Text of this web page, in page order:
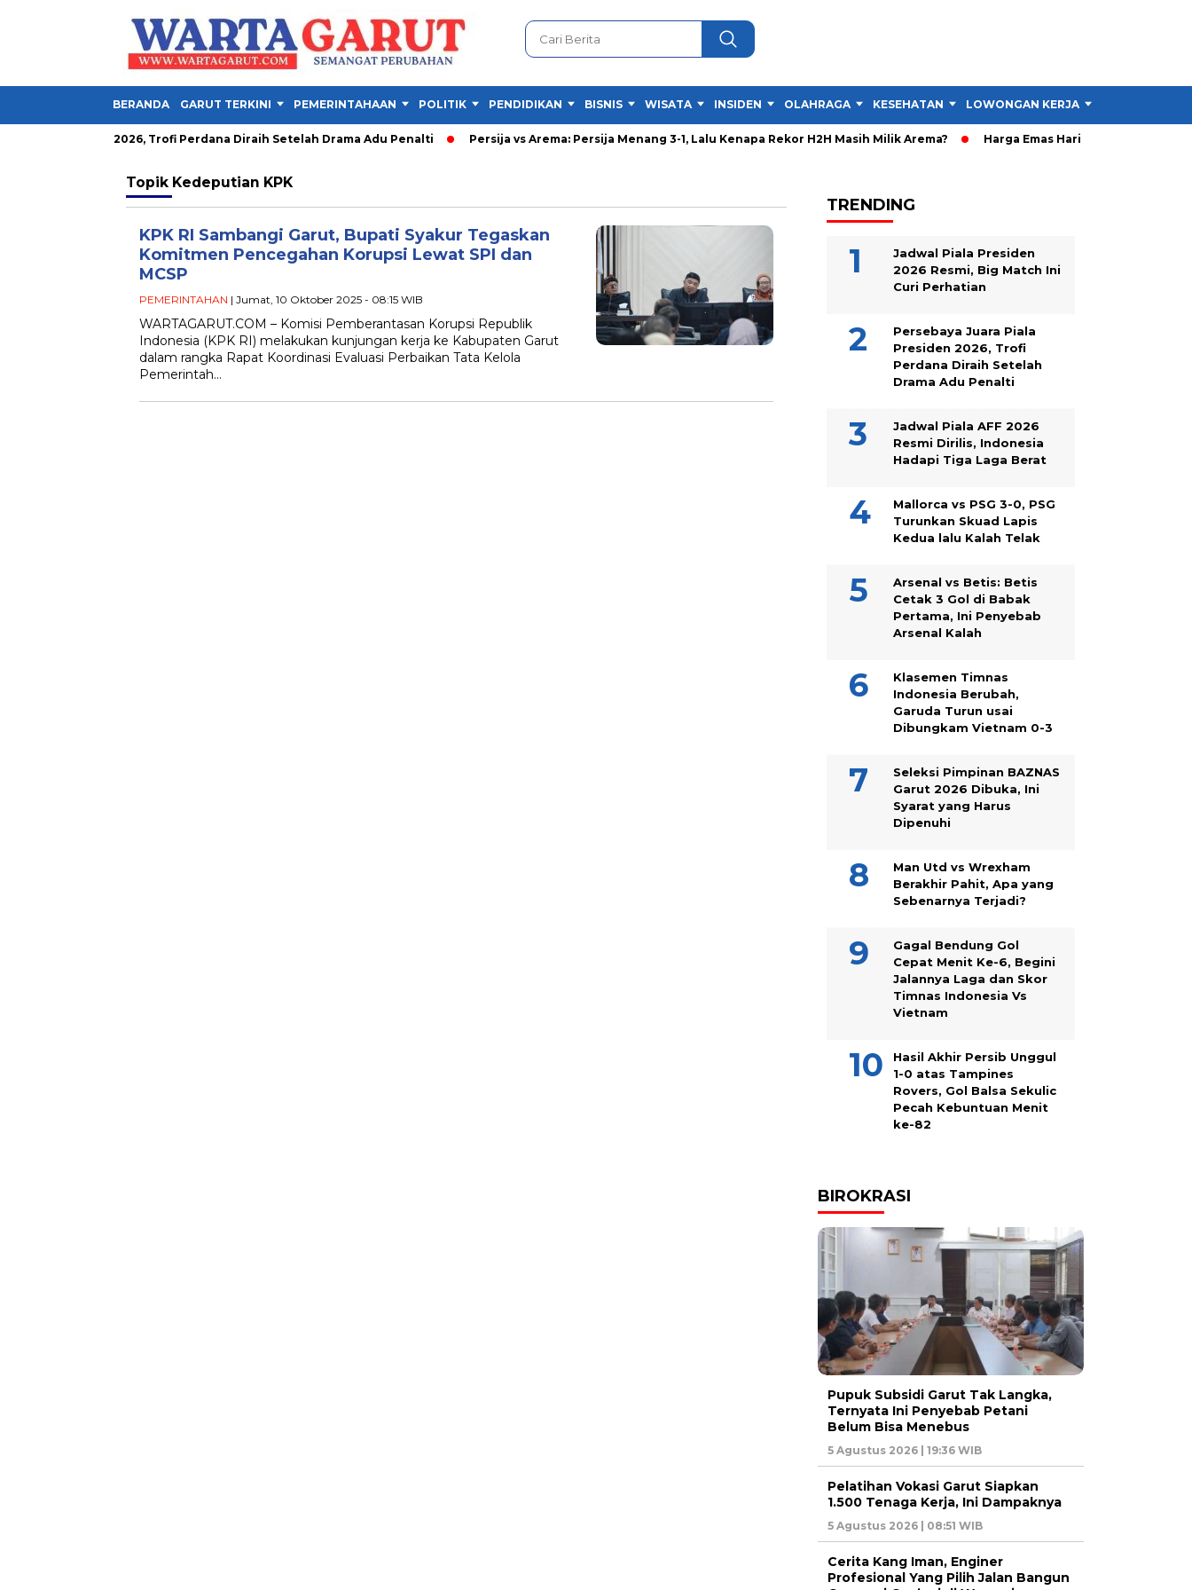
BERANDA GARUT TERKINI PEMERINTAHAAN POLITIK PENDIDIKAN BISNIS WISATA INSIDEN OLAHRAGA KESEHATAN LOWONGAN KERJA
Presiden 2026, Trofi Perdana Diraih Setelah Drama Adu Penalti Persija vs Arema: Persija Menang 3-1, Lalu Kenapa Rekor H2H Masih Milik Arema? Harga Emas Hari Ini Naik Rp50.000,
Topik Kedeputian KPK
KPK RI Sambangi Garut, Bupati Syakur Tegaskan
Komitmen Pencegahan Korupsi Lewat SPI dan
MCSP
PEMERINTAHAN | Jumat, 10 Oktober 2025 - 08:15 WIB
WARTAGARUT.COM – Komisi Pemberantasan Korupsi Republik
Indonesia (KPK RI) melakukan kunjungan kerja ke Kabupaten Garut
dalam rangka Rapat Koordinasi Evaluasi Perbaikan Tata Kelola
Pemerintah…
TRENDING
Jadwal Piala Presiden
2026 Resmi, Big Match Ini
Curi Perhatian
Persebaya Juara Piala
Presiden 2026, Trofi
Perdana Diraih Setelah
Drama Adu Penalti
Jadwal Piala AFF 2026
Resmi Dirilis, Indonesia
Hadapi Tiga Laga Berat
Mallorca vs PSG 3-0, PSG
Turunkan Skuad Lapis
Kedua lalu Kalah Telak
Arsenal vs Betis: Betis
Cetak 3 Gol di Babak
Pertama, Ini Penyebab
Arsenal Kalah
Klasemen Timnas
Indonesia Berubah,
Garuda Turun usai
Dibungkam Vietnam 0-3
Seleksi Pimpinan BAZNAS
Garut 2026 Dibuka, Ini
Syarat yang Harus
Dipenuhi
Man Utd vs Wrexham
Berakhir Pahit, Apa yang
Sebenarnya Terjadi?
Gagal Bendung Gol
Cepat Menit Ke-6, Begini
Jalannya Laga dan Skor
Timnas Indonesia Vs
Vietnam
Hasil Akhir Persib Unggul
1-0 atas Tampines
Rovers, Gol Balsa Sekulic
Pecah Kebuntuan Menit
ke-82
BIROKRASI
Pupuk Subsidi Garut Tak Langka,
Ternyata Ini Penyebab Petani
Belum Bisa Menebus
5 Agustus 2026 | 19:36 WIB
Pelatihan Vokasi Garut Siapkan
1.500 Tenaga Kerja, Ini Dampaknya
5 Agustus 2026 | 08:51 WIB
Cerita Kang Iman, Enginer
Profesional Yang Pilih Jalan Bangun